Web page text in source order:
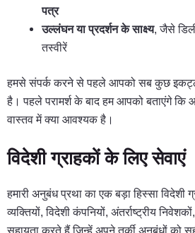
पत्र
उल्लंघन या प्रदर्शन के साक्ष्य, जैसे
तस्वीरें
हमसे संपर्क करने से पहले आपको सब कुछ
है। पहले परामर्श के बाद हम आपको बताएंगे कि
वास्तव में क्या आवश्यक है।
विदेशी ग्राहकों के लिए सेवाएं
हमारी अनुबंध प्रथा का एक बड़ा हिस्सा विदेशी
व्यक्तियों, विदेशी कंपनियों, अंतर्राष्ट्रीय